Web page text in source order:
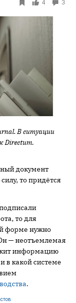
4 3
В ситуации
Directum.
документ
то придётся
то для
форме нужно
— неотъемлемая
информацию
в какой системе
.